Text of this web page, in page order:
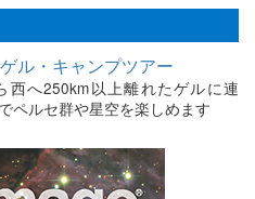
ル・キャンプツアー
西へ250km以上離れたゲルに連
ペルセ群や星空を楽しめます